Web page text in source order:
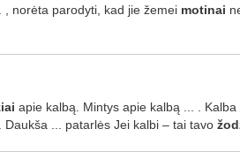
, norėta parodyti, kad jie žemei motinai
apie kalbą. Mintys apie kalbą ... .
... patarlės Jei kalbi – tai tavo